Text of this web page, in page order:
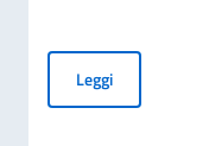
LeggiElezioni dei